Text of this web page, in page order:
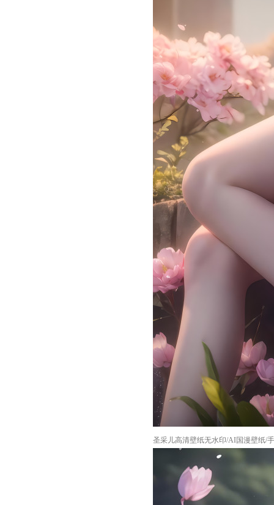
圣采儿高清壁纸无水印/AI国漫壁纸/